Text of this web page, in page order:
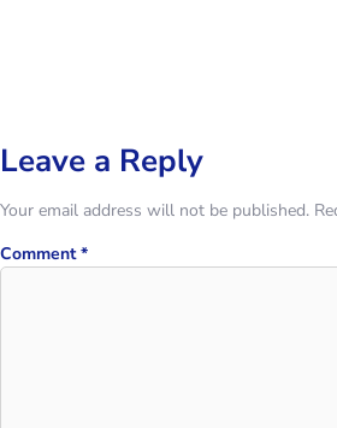
Leave a Reply
Your email address will not be published.
Comment*